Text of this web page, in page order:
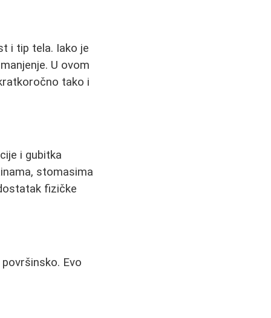
i tip tela. Iako je
U ovom
tako i
i gubitka
stomasima
fizičke
Evo